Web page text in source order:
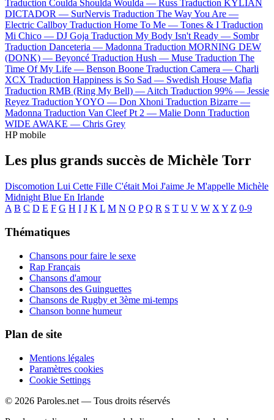
Traduction Coulda Shoulda Woulda — Russ Traduction KYLIAN
DICTADOR — SurNervis Traduction The Way You Are —
Electric Callboy Traduction Home To Me — Tones & I Traduction
Mi Chico — DJ Goja Traduction My Body Isn't Ready — Sombr
Traduction Danceteria — Madonna Traduction MORNING DEW
(DONK) — Beyoncé Traduction Hush — Muse Traduction The
Time Of My Life — Benson Boone Traduction Camera — Charli
XCX Traduction Happiness is So Sad — Swedish House Mafia
Traduction RMB (Ring My Bell) — Aitch Traduction 99% — Jessie
Reyez Traduction YOYO — Don Xhoni Traduction Bizarre —
Madonna Traduction Van Cleef Pt 2 — Malie Donn Traduction
WIDE AWAKE — Chris Grey
HP mobile
Les plus grands succès de Michèle Torr
Discomotion Lui Cette Fille C'était Moi J'aime Je M'appelle Michèle
Midnight Blue En Irlande
A B C D E F G H I J K L M N O P Q R S T U V W X Y Z 0-9
Thématiques
Chansons pour faire le sexe
Rap Français
Chansons d'amour
Chansons des Guinguettes
Chansons de Rugby et 3ème mi-temps
Chanson bonne humeur
Plan de site
Mentions légales
Paramètres cookies
Cookie Settings
© 2026 Paroles.net — Tous droits réservés